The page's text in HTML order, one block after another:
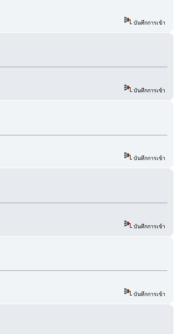
บันทึกการเข้า
บันทึกการเข้า
บันทึกการเข้า
บันทึกการเข้า
บันทึกการเข้า